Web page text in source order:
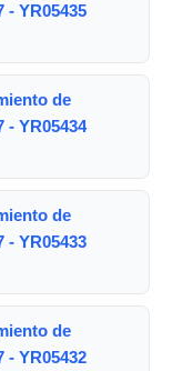
- YR05435
de
- YR05434
de
- YR05433
de
- YR05432